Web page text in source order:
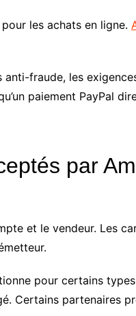
les achats en ligne.
fraude, les
paiement PayPal
par
et le vendeur. Les
pour certains
Certains partenaires